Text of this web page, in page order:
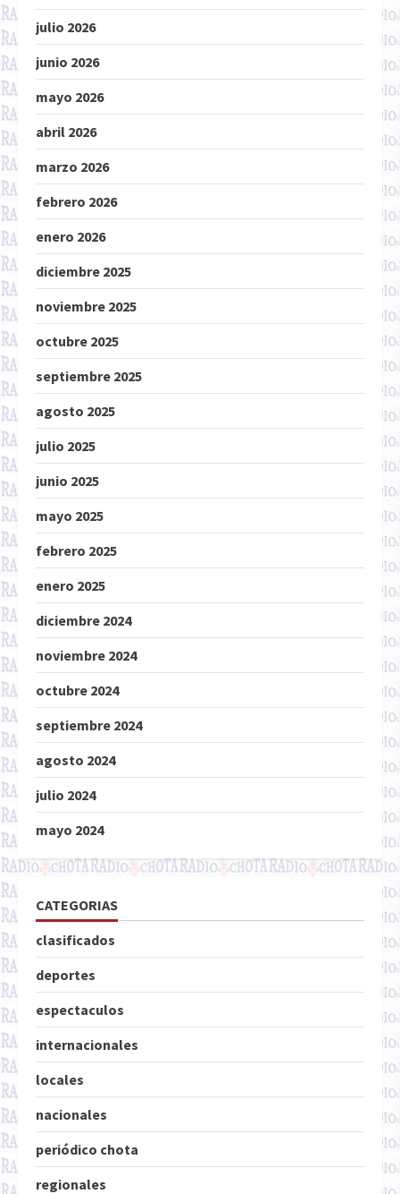
julio 2026
junio 2026
mayo 2026
abril 2026
marzo 2026
febrero 2026
enero 2026
diciembre 2025
noviembre 2025
octubre 2025
septiembre 2025
agosto 2025
julio 2025
junio 2025
mayo 2025
febrero 2025
enero 2025
diciembre 2024
noviembre 2024
octubre 2024
septiembre 2024
agosto 2024
julio 2024
mayo 2024
CATEGORIAS
clasificados
deportes
espectaculos
internacionales
locales
nacionales
periódico chota
regionales